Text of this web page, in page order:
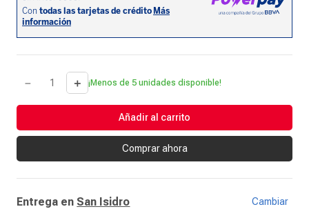
＋
－ ¡Menos de 5 unidades disponible!
Añadir al carrito
Comprar ahora
Entrega en San Isidro Cambiar